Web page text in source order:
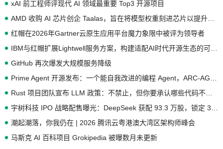
xAI 前工程师评现代 AI 领域最重要 Top3 开源项目
红帽在2026年Gartner云原生应用平台魔力象限中被评为领导者
GitHub 再次爆发大规模服务降级
潮起潮落，你我仍在 | 2026 腾讯云粤港澳大湾区架构师峰会
马斯克 AI 百科项目 Grokipedia 被曝数月未更新